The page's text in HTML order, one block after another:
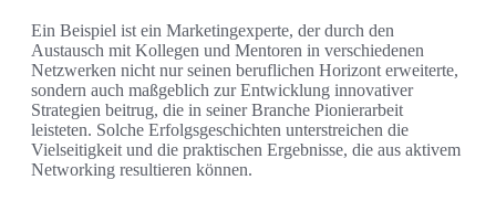
Ein Beispiel ist ein Marketingexperte, der durch den
Austausch mit Kollegen und Mentoren in verschiedenen
Netzwerken nicht nur seinen beruflichen Horizont erweiterte,
sondern auch maßgeblich zur Entwicklung innovativer
Strategien beitrug, die in seiner Branche Pionierarbeit
leisteten. Solche Erfolgsgeschichten unterstreichen die
Vielseitigkeit und die praktischen Ergebnisse, die aus aktivem
Networking resultieren können.